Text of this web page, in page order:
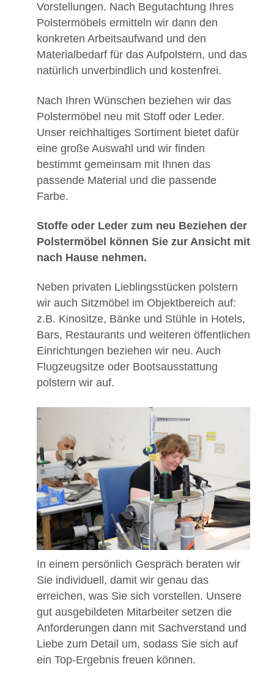
Vorstellungen. Nach Begutachtung Ihres
Polstermöbels ermitteln wir dann den
konkreten Arbeitsaufwand und den
Materialbedarf für das Aufpolstern, und das
natürlich unverbindlich und kostenfrei.
Nach Ihren Wünschen beziehen wir das
Polstermöbel neu mit Stoff oder Leder.
Unser reichhaltiges Sortiment bietet dafür
eine große Auswahl und wir finden
bestimmt gemeinsam mit Ihnen das
passende Material und die passende
Farbe.
Stoffe oder Leder zum neu Beziehen der
Polstermöbel können Sie zur Ansicht mit
nach Hause nehmen.
Neben privaten Lieblingsstücken polstern
wir auch Sitzmöbel im Objektbereich auf:
z.B. Kinositze, Bänke und Stühle in Hotels,
Bars, Restaurants und weiteren öffentlichen
Einrichtungen beziehen wir neu. Auch
Flugzeugsitze oder Bootsausstattung
polstern wir auf.
In einem persönlich Gespräch beraten wir
Sie individuell, damit wir genau das
erreichen, was Sie sich vorstellen. Unsere
gut ausgebildeten Mitarbeiter setzen die
Anforderungen dann mit Sachverstand und
Liebe zum Detail um, sodass Sie sich auf
ein Top-Ergebnis freuen können.